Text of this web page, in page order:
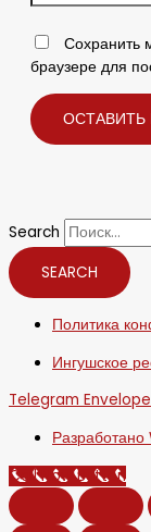
Сохранить
браузере для
Search
SEARCH
Политика
Ингушское
Telegram Envelope
Разработано
Call Now Button